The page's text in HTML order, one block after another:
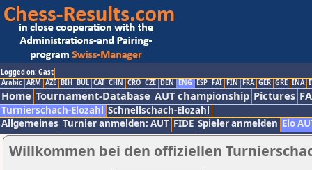
Logged on: Gast
Arabic ARM AZE BIH BUL CAT CHN CRO CZE DEN ENG ESP FAI FIN FRA GER GRE INA
Home Tournament-Database AUT championship Pictures
Turnierschach-Elozahl Schnellschach-Elozahl
Allgemeines Turnier anmelden: AUT FIDE Spieler anmelden Elo
Willkommen bei den offiziellen